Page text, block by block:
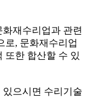
재수리업과 관련
로, 문화재수리업
또한 합산할 수 있
으시면 수리기술